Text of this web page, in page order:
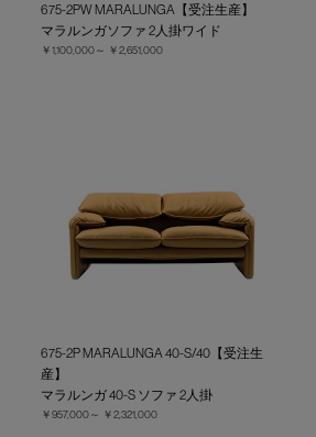
675-2PW MARALUNGA【受注生産】
マラルンガソファ 2人掛ワイド
￥1,100,000～ ￥2,651,000
675-2P MARALUNGA 40-S/40【受注生
産】
マラルンガ 40-S ソファ 2人掛
￥957,000～ ￥2,321,000